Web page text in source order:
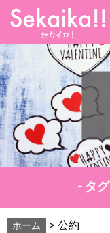
- タ
ホーム > 公約